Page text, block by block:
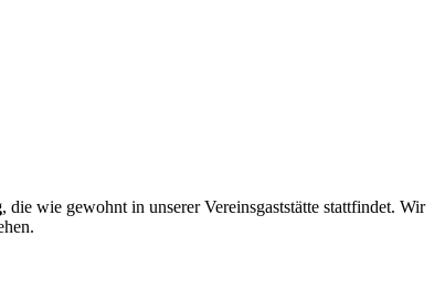
, die wie gewohnt in unserer Vereinsgaststätte stattfindet. Wir